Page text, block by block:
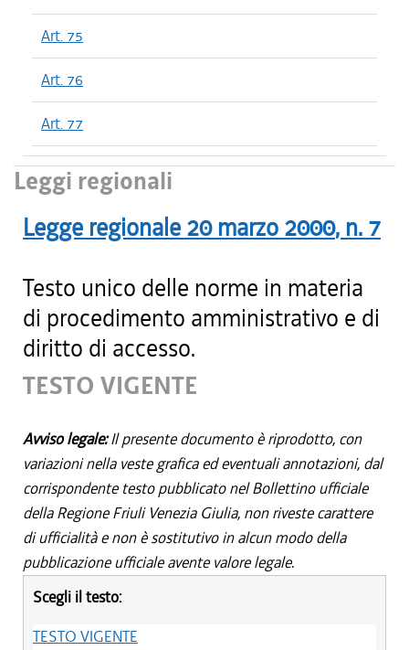
Art. 75
Art. 76
Art. 77
Leggi regionali
Legge regionale 20 marzo 2000, n. 7
Testo unico delle norme in materia
di procedimento amministrativo e di
diritto di accesso.
TESTO VIGENTE
Avviso legale:Il presente documento è riprodotto, con
variazioni nella veste grafica ed eventuali annotazioni, dal
corrispondente testo pubblicato nel Bollettino ufficiale
della Regione Friuli Venezia Giulia, non riveste carattere
di ufficialità e non è sostitutivo in alcun modo della
pubblicazione ufficiale avente valore legale.
Scegli il testo:
TESTO VIGENTE